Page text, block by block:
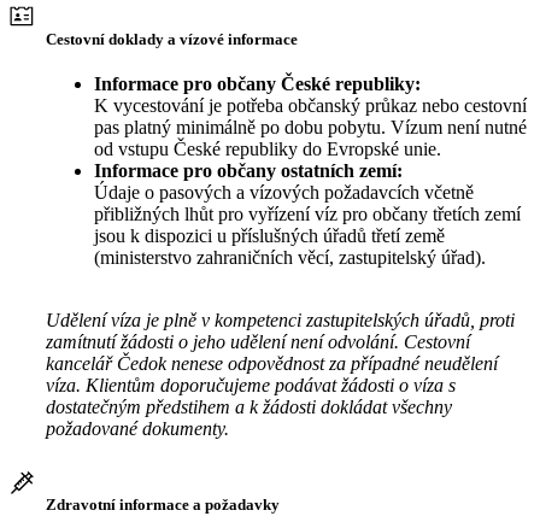
Cestovní doklady a vízové informace
Informace pro občany České republiky:
K vycestování je potřeba občanský průkaz nebo cestovní
pas platný minimálně po dobu pobytu. Vízum není nutné
od vstupu České republiky do Evropské unie.
Informace pro občany ostatních zemí:
Údaje o pasových a vízových požadavcích včetně
přibližných lhůt pro vyřízení víz pro občany třetích zemí
jsou k dispozici u příslušných úřadů třetí země
(ministerstvo zahraničních věcí, zastupitelský úřad).
Udělení víza je plně v kompetenci zastupitelských úřadů, proti
zamítnutí žádosti o jeho udělení není odvolání. Cestovní
kancelář Čedok nenese odpovědnost za případné neudělení
víza. Klientům doporučujeme podávat žádosti o víza s
dostatečným předstihem a k žádosti dokládat všechny
požadované dokumenty.
Zdravotní informace a požadavky